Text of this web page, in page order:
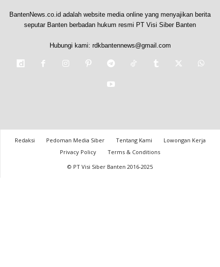
BantenNews.co.id adalah website media online yang menyajikan berita
seputar Banten berbadan hukum resmi PT Visi Siber Banten
Hubungi kami: rdkbantennews@gmail.com
Redaksi Pedoman Media Siber Tentang Kami
Lowongan Kerja
Privacy Policy
Terms & Conditions
© PT Visi Siber Banten 2016-2025